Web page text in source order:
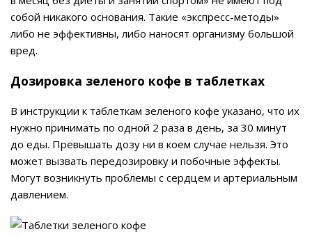
собой никакого основания. Такие «экспресс-методы»
либо не эффективны, либо наносят организму большой
вред.
Дозировка зеленого кофе в таблетках
В инструкции к таблеткам зеленого кофе указано, что их
нужно принимать по одной 2 раза в день, за 30 минут
до еды. Превышать дозу ни в коем случае нельзя. Это
может вызвать передозировку и побочные эффекты.
Могут возникнуть проблемы с сердцем и артериальным
давлением.